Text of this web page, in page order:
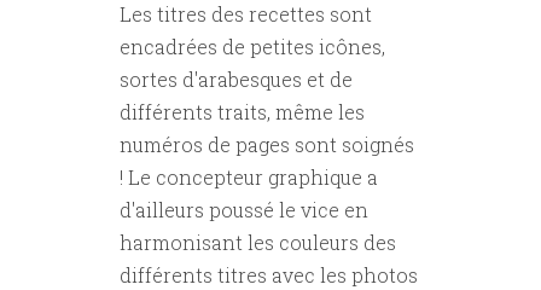
Les titres des recettes sont
encadrées de petites icônes,
sortes d'arabesques et de
différents traits, même les
numéros de pages sont soignés
! Le concepteur graphique a
d'ailleurs poussé le vice en
harmonisant les couleurs des
différents titres avec les photos